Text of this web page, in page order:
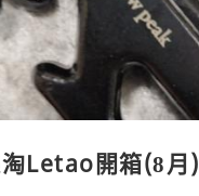
Letao開箱(8月)